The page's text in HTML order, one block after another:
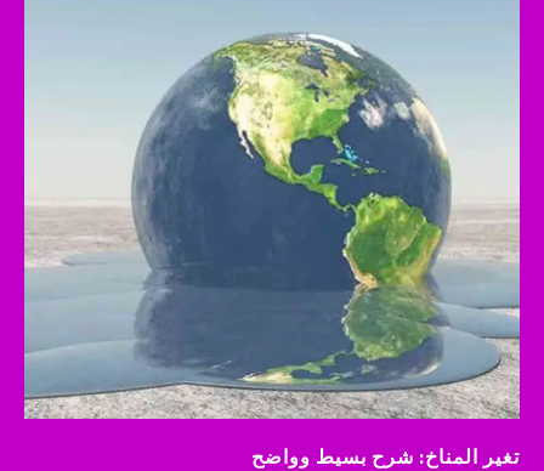
تغير المناخ: شرح بسيط وواضح